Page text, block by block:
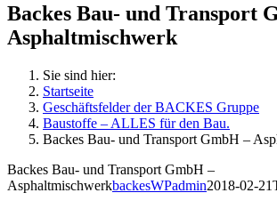
Backes Bau- und Transport
Asphaltmischwerk
Sie sind hier:
Startseite
Geschäftsfelder der BACKES Gruppe
Baustoffe – ALLES für den Bau.
Backes Bau- und Transport GmbH –
Backes Bau- und Transport GmbH –
AsphaltmischwerkbackesWPadmin2018-02-